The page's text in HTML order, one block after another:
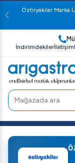
Öztiryakiler Marka
İndirimdekilerİletişim